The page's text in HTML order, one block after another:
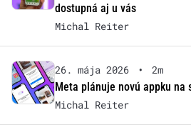
dostupná aj u vás
Michal Reiter
26. mája 2026 •
2m
Meta plánuje novú appku na
Michal Reiter